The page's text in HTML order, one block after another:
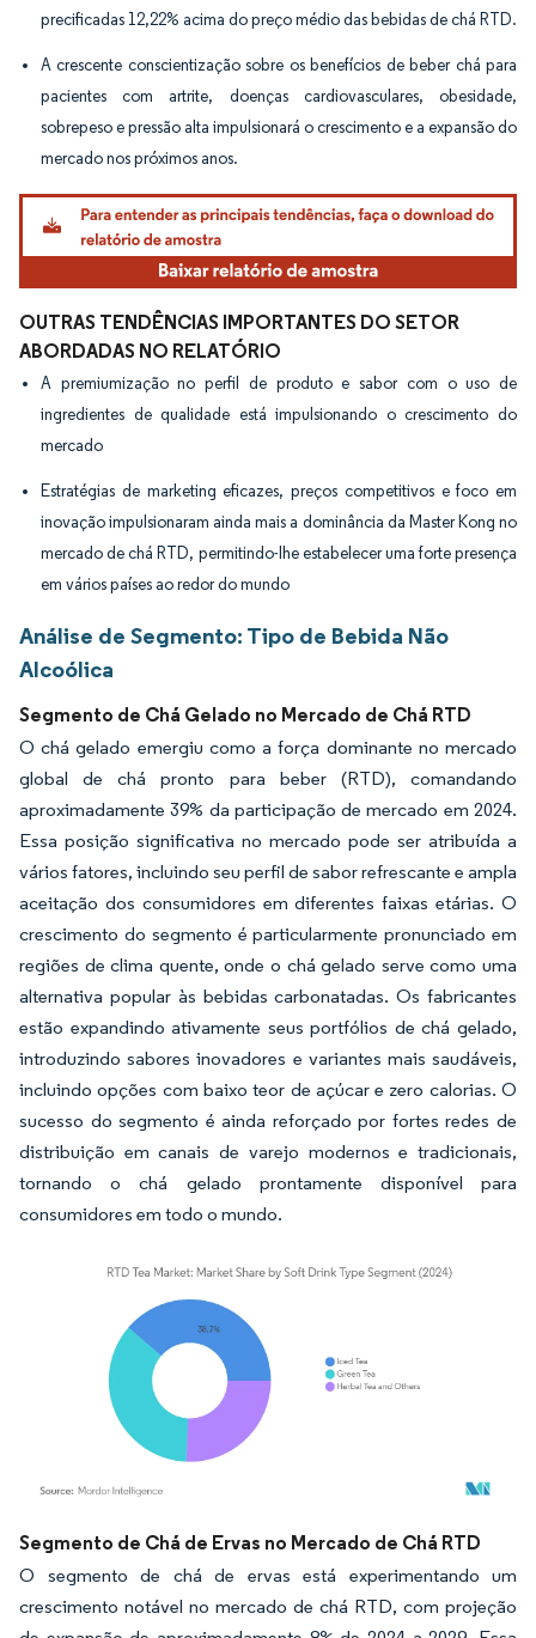
precificadas 12,22% acima do preço médio das bebidas de chá RTD.
A crescente conscientização sobre os benefícios de beber chá para
pacientes com artrite, doenças cardiovasculares, obesidade,
sobrepeso e pressão alta impulsionará o crescimento e a expansão do
mercado nos próximos anos.
OUTRAS TENDÊNCIAS IMPORTANTES DO SETOR
ABORDADAS NO RELATÓRIO
A premiumização no perfil de produto e sabor com o uso de
ingredientes de qualidade está impulsionando o crescimento do
mercado
Estratégias de marketing eficazes, preços competitivos e foco em
inovação impulsionaram ainda mais a dominância da Master Kong no
mercado de chá RTD, permitindo-lhe estabelecer uma forte presença
em vários países ao redor do mundo
Análise de Segmento: Tipo de Bebida Não
Alcoólica
Segmento de Chá Gelado no Mercado de Chá RTD
O chá gelado emergiu como a força dominante no mercado
global de chá pronto para beber (RTD), comandando
aproximadamente 39% da participação de mercado em 2024.
Essa posição significativa no mercado pode ser atribuída a
vários fatores, incluindo seu perfil de sabor refrescante e ampla
aceitação dos consumidores em diferentes faixas etárias. O
crescimento do segmento é particularmente pronunciado em
regiões de clima quente, onde o chá gelado serve como uma
alternativa popular às bebidas carbonatadas. Os fabricantes
estão expandindo ativamente seus portfólios de chá gelado,
introduzindo sabores inovadores e variantes mais saudáveis,
incluindo opções com baixo teor de açúcar e zero calorias. O
sucesso do segmento é ainda reforçado por fortes redes de
distribuição em canais de varejo modernos e tradicionais,
tornando o chá gelado prontamente disponível para
consumidores em todo o mundo.
Imagem © Mordor Intelligence. O reuso requer atribuição conforme CC BY 4.0.
Segmento de Chá de Ervas no Mercado de Chá RTD
O segmento de chá de ervas está experimentando um
crescimento notável no mercado de chá RTD, com projeção